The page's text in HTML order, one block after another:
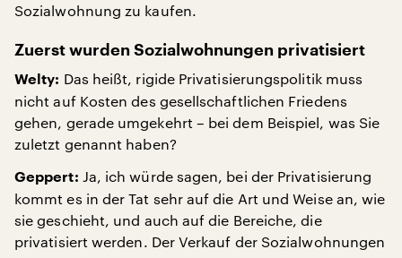
Sozialwohnung zu kaufen.
Zuerst wurden Sozialwohnungen privatisiert
Welty: Das heißt, rigide Privatisierungspolitik muss
nicht auf Kosten des gesellschaftlichen Friedens
gehen, gerade umgekehrt – bei dem Beispiel, was Sie
zuletzt genannt haben?
Geppert: Ja, ich würde sagen, bei der Privatisierung
kommt es in der Tat sehr auf die Art und Weise an, wie
sie geschieht, und auch auf die Bereiche, die
privatisiert werden. Der Verkauf der Sozialwohnungen